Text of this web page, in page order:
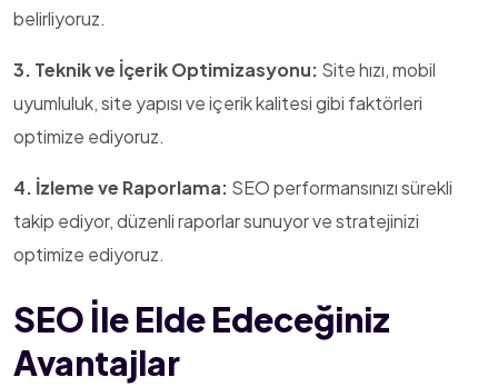
belirliyoruz.
3. Teknik ve İçerik Optimizasyonu: Site hızı, mobil
uyumluluk, site yapısı ve içerik kalitesi gibi faktörleri
optimize ediyoruz.
4. İzleme ve Raporlama: SEO performansınızı sürekli
takip ediyor, düzenli raporlar sunuyor ve stratejinizi
optimize ediyoruz.
SEO İle Elde Edeceğiniz
Avantajlar